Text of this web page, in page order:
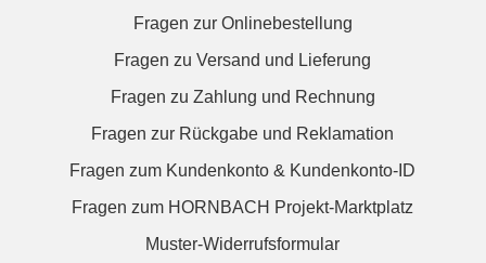
Fragen zur Onlinebestellung
Fragen zu Versand und Lieferung
Fragen zu Zahlung und Rechnung
Fragen zur Rückgabe und Reklamation
Fragen zum Kundenkonto & Kundenkonto-ID
Fragen zum HORNBACH Projekt-Marktplatz
Muster-Widerrufsformular